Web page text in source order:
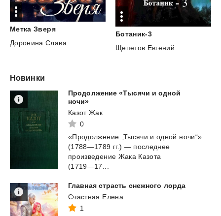
Метка Зверя
Доронина Слава
Ботаник-3
Щепетов Евгений
Новинки
Продолжение «Тысячи и одной
ночи»
Казот Жак
0
«Продолжение „Тысячи и одной ночи“»
(1788—1789 гг.) — последнее
произведение Жака Казота
(1719—17...
Главная страсть снежного лорда
Счастная Елена
1